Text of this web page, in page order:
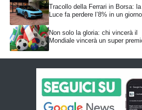
Tracollo della Ferrari in Borsa: la
Luce fa perdere l’8% in un giorno
Non solo la gloria: chi vincerà il
Mondiale vincerà un super